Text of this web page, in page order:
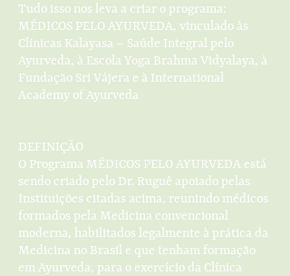
Tudo isso nos leva a criar o programa:
MÉDICOS PELO AYURVEDA, vinculado às
Clínicas Kalayasa – Saúde Integral pelo
Ayurveda, à Escola Yoga Brahma Vidyalaya, à
Fundação Sri Vájera e à International
Academy of Ayurveda
DEFINIÇÃO
O Programa MÉDICOS PELO AYURVEDA está
sendo criado pelo Dr. Ruguê apoiado pelas
Instituições citadas acima, reunindo médicos
formados pela Medicina convencional
moderna, habilitados legalmente à prática da
Medicina no Brasil e que tenham formação
em Ayurveda, para o exercício da Clínica